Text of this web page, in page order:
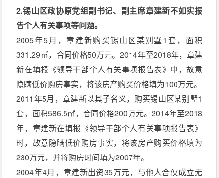
2.锡山区政协原党组副书记、副主席章建新不如实报
告个人有关事项等问题。
2005年5月，章建新购买锡山区某别墅1套，面积
331.29㎡，合同价格50万元。2014年至2018年，章建
新在填报《领导干部个人有关事项报告表》中，故意
隐瞒低价购房事实，将该房产购买价格填为100万元。
2011年5月，章建新以其子名义，购买锡山区某别墅1
套，面积586.5㎡，合同价格200万元。2014年至2018
年，章建新在填报《领导干部个人有关事项报告表》
时，故意隐瞒低价购房事实，将该房产购买价格填为
230万元，并将购房时间填为2007年。
2004年4月，章建新出资35万元，与他人合伙成立无